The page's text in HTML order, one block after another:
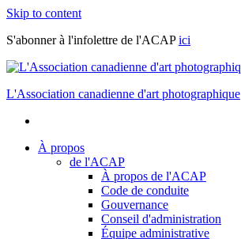
Skip to content
S'abonner à l'infolettre de l'ACAPici
L'Association canadienne d'art photographique
À propos
de l'ACAP
À propos de l'ACAP
Code de conduite
Gouvernance
Conseil d'administration
Équipe administrative